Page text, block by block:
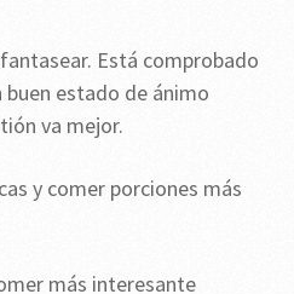
Está comprobado
buen estado de ánimo
va mejor.
y comer porciones más
más interesante